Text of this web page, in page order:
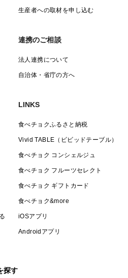
生産者への取材を申し込む
連携のご相談
法人連携について
自治体・省庁の方へ
LINKS
食べチョクふるさと納税
Vivid TABLE（ビビッドテーブル）
食べチョク コンシェルジュ
食べチョク フルーツセレクト
食べチョク ギフトカード
食べチョク&more
iOSアプリ
Androidアプリ
探す